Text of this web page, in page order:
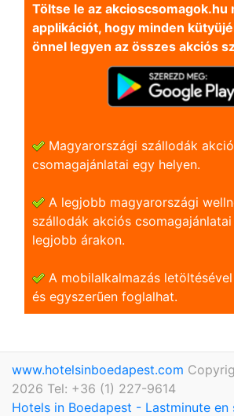
Töltse le az akcioscsomagok.hu
applikációt, hogy minden
önnel legyen az összes akciós
Magyarországi szállodák
csomagajánlatai egy helyen.
A legjobb magyarországi
szállodák akciós csomagajánlatai
legjobb árakon.
A mobilalkalmazás
és egyszerũen foglalhat.
www.hotelsinboedapest.com
2026 Tel: +36 (1) 227-9614
Hotels in Boedapest - Lastminute en